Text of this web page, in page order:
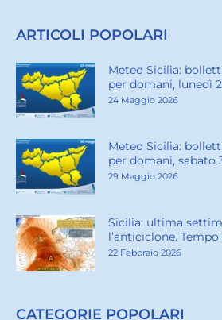
ARTICOLI POPOLARI
Meteo Sicilia:
per domani, lunedì
24 Maggio 2026
Meteo Sicilia:
per domani, sabato
29 Maggio 2026
Sicilia: ultima
l’anticiclone.
22 Febbraio 2026
CATEGORIE POPOLARI